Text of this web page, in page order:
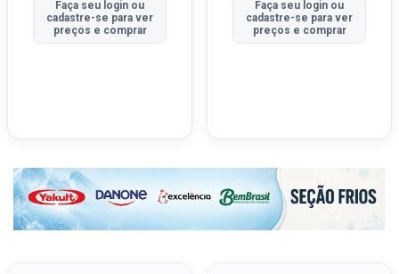
Faça seu login ou
cadastre-se para ver
preços e comprar
Faça seu login ou
cadastre-se para ver
preços e comprar